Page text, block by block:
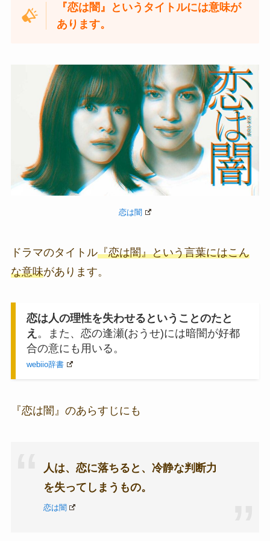
『恋は闇』というタイトルには意味が
あります。
恋は闇
ドラマのタイトル『恋は闇』という言葉にはこん
な意味があります。
恋は人の理性を失わせるということのたと
え 。 また、 恋の逢瀬(おうせ)には暗闇が好都
合の意にも 用いる。
webiio辞書
『恋は闇』のあらすじにも
人は、恋に落ちると、冷静な判断力
を失ってしまうもの。
恋は闇